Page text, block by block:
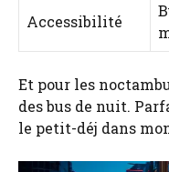
Accessibilité
Et pour les
des bus de nuit.
le petit-déj dans